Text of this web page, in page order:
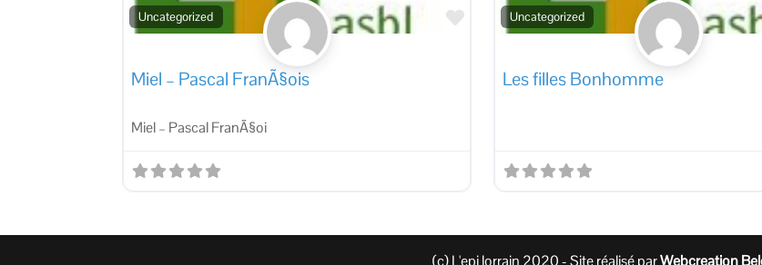
Uncategorized Favorite
Miel – Pascal FranÃ§ois
Miel – Pascal FranÃ§oi
Uncategorized
Les filles Bonhomme
(c) L'epi lorrain 2020 - Site réalisé parWebcreation